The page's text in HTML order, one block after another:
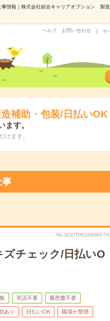
情報｜株式会社綜合キャリアオプション 製
ヘルプ・お問い合わせ サ
補助・包装/日払いOK
す。
けます。
事
No.SCOTH5169083-T4
ズチェック/日払いO
英語不要 履歴書不要
あり 日払いOK 職場が禁煙